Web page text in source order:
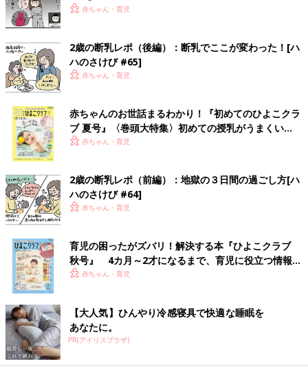
赤ちゃん・育児
2歳の断乳レポ（後編）：断乳でここが変わった！[ハ
ハのさけび #65]
赤ちゃん・育児
赤ちゃんのお世話まるわかり！『初めてのひよこクラ
ブ 夏号』〈巻頭大特集〉初めての授乳がうまくい
く！ おっぱい・ミルクの基本と夏のトラブル 解決テ
赤ちゃん・育児
2歳の断乳レポ（前編）：地獄の３日間の過ごし方[ハ
ハのさけび #64]
赤ちゃん・育児
育児の困ったがズバリ！解決する本『ひよこクラブ
秋号』 4カ月～2才になるまで、育児に役立つ情報が
いっぱい！
赤ちゃん・育児
【大人気】ひんやり冷感寝具で快適な睡眠を
あなたに。
PR(アイリスプラザ)